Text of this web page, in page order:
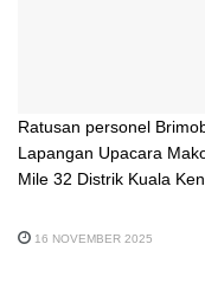
Ratusan personel
Lapangan Upacara
Mile 32 Distrik Kuala
16 NOVEMBER 2025